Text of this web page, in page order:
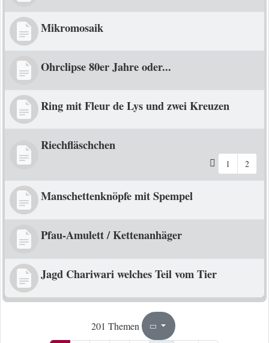
Mikromosaik
Ohrclipse 80er Jahre oder...
Ring mit Fleur de Lys und zwei Kreuzen
Riechfläschchen
1 2
Manschettenknöpfe mit Spempel
Pfau-Amulett / Kettenanhäger
Jagd Chariwari welches Teil vom Tier
201 Themen Seite1